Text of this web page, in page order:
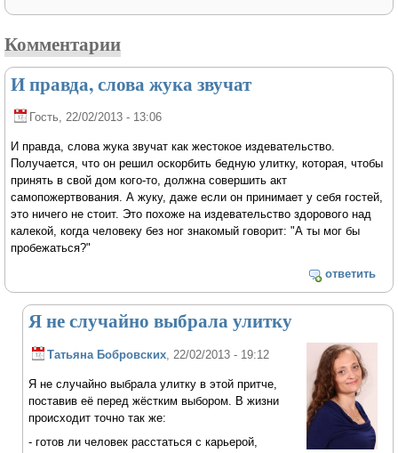
Комментарии
И правда, слова жука звучат
Гость, 22/02/2013 - 13:06
И правда, слова жука звучат как жестокое издевательство.
Получается, что он решил оскорбить бедную улитку, которая, чтобы
принять в свой дом кого-то, должна совершить акт
самопожертвования. А жуку, даже если он принимает у себя гостей,
это ничего не стоит. Это похоже на издевательство здорового над
калекой, когда человеку без ног знакомый говорит: "А ты мог бы
пробежаться?"
ответить
Я не случайно выбрала улитку
Татьяна Бобровских, 22/02/2013 - 19:12
Я не случайно выбрала улитку в этой притче,
поставив её перед жёстким выбором. В жизни
происходит точно так же:
- готов ли человек расстаться с карьерой,